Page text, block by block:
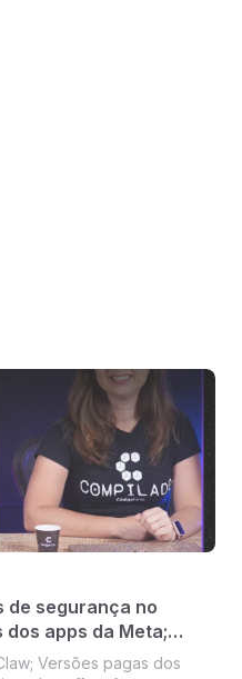
de segurança no
dos apps da Meta;
na Amazon; Visual do
Versões pagas dos